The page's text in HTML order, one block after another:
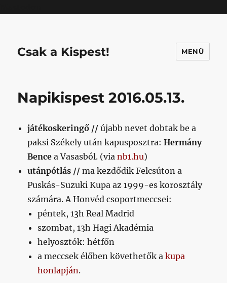
Csak a Kispest! MENÜ
Napikispest 2016.05.13.
játékoskeringő //újabb nevet dobtak be a
paksi Székely után kapusposztra:Hermány
Bence a Vasasból. (vianb1.hu)
utánpótlás //ma kezdődik Felcsúton a
Puskás-Suzuki Kupa az 1999-es korosztály
számára. A Honvéd csoportmeccsei:
péntek, 13h Real Madrid
szombat, 13h Hagi Akadémia
helyosztók: hétfőn
a meccsek élőben követhetők akupa
honlapján.